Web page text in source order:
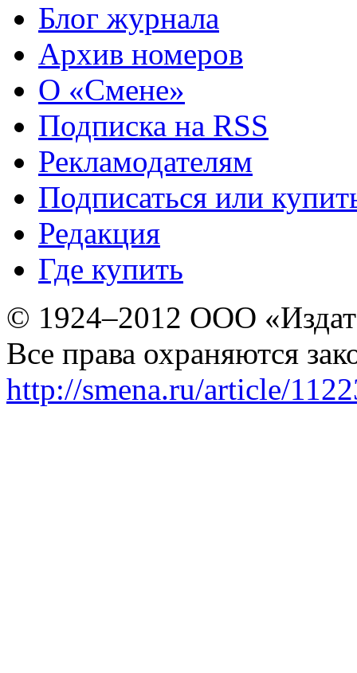
Блог журнала
Архив номеров
О «Смене»
Подписка на RSS
Рекламодателям
Подписаться или
Редакция
Где купить
© 1924–2012 ООО
Все права охраняются
http://smena.ru/article/